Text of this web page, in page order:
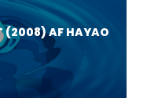
(2008) AF HAYAO